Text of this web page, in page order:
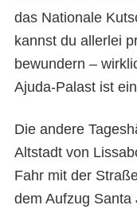
das Nationale
kannst du allerlei
bewundern –
Ajuda-Palast ist
Die andere
Altstadt von
Fahr mit der
dem Aufzug Santa